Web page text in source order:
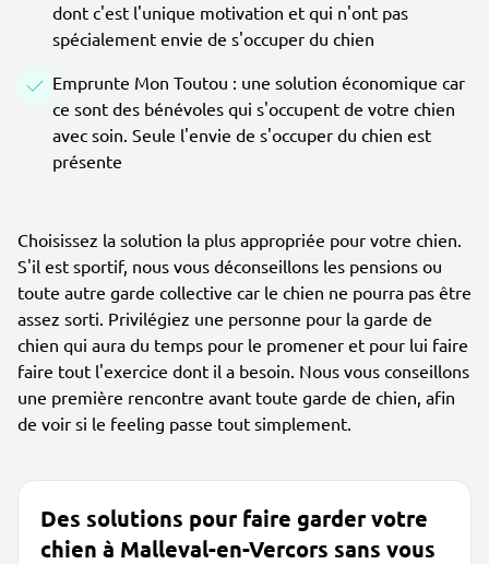
dont c'est l'unique motivation et qui n'ont pas
spécialement envie de s'occuper du chien
Emprunte Mon Toutou : une solution économique car
ce sont des bénévoles qui s'occupent de votre chien
avec soin. Seule l'envie de s'occuper du chien est
présente
Choisissez la solution la plus appropriée pour votre chien.
S'il est sportif, nous vous déconseillons les pensions ou
toute autre garde collective car le chien ne pourra pas être
assez sorti. Privilégiez une personne pour la garde de
chien qui aura du temps pour le promener et pour lui faire
faire tout l'exercice dont il a besoin. Nous vous conseillons
une première rencontre avant toute garde de chien, afin
de voir si le feeling passe tout simplement.
Des solutions pour faire garder votre
chien à Malleval-en-Vercors sans vous